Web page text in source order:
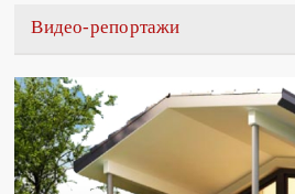
Видео-репортажи